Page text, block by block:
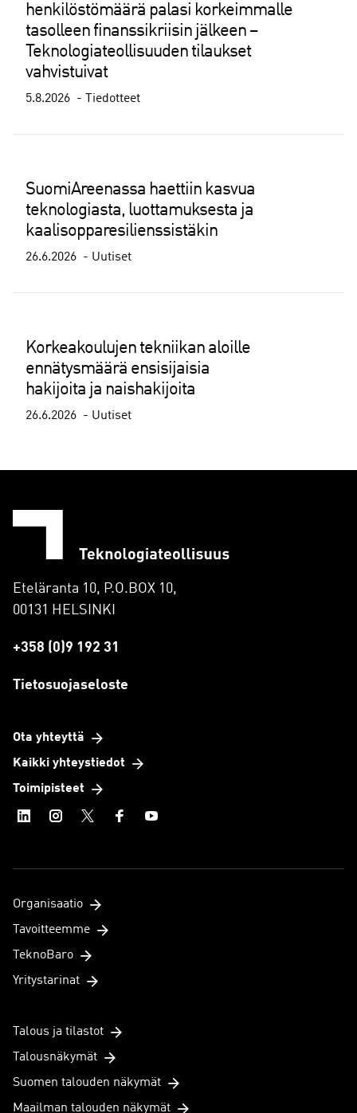
henkilöstömäärä palasi korkeimmalle
tasolleen finanssikriisin jälkeen –
Teknologiateollisuuden tilaukset
vahvistuivat
5.8.2026 Tiedotteet
SuomiAreenassa haettiin kasvua
teknologiasta, luottamuksesta ja
kaalisopparesilienssistäkin
26.6.2026 Uutiset
Korkeakoulujen tekniikan aloille
ennätysmäärä ensisijaisia
hakijoita ja naishakijoita
26.6.2026 Uutiset
Eteläranta 10, P.O.BOX 10,
00131 HELSINKI
+358 (0)9 192 31
Tietosuojaseloste
Ota yhteyttä
Kaikki yhteystiedot
Toimipisteet
Organisaatio
Tavoitteemme
TeknoBaro
Yritystarinat
Talous ja tilastot
Talousnäkymät
Suomen talouden näkymät
Maailman talouden näkymät